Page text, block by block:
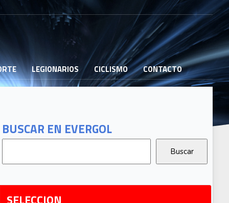
LEGIONARIOS CICLISMO CONTACTO
BUSCAR EN EVERGOL